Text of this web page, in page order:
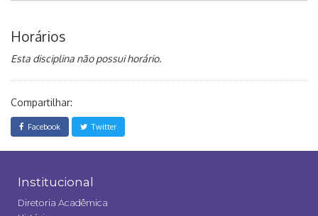
Horários
Esta disciplina não possui horário.
Compartilhar:
Facebook Twitter
Institucional
Diretoria Acadêmica